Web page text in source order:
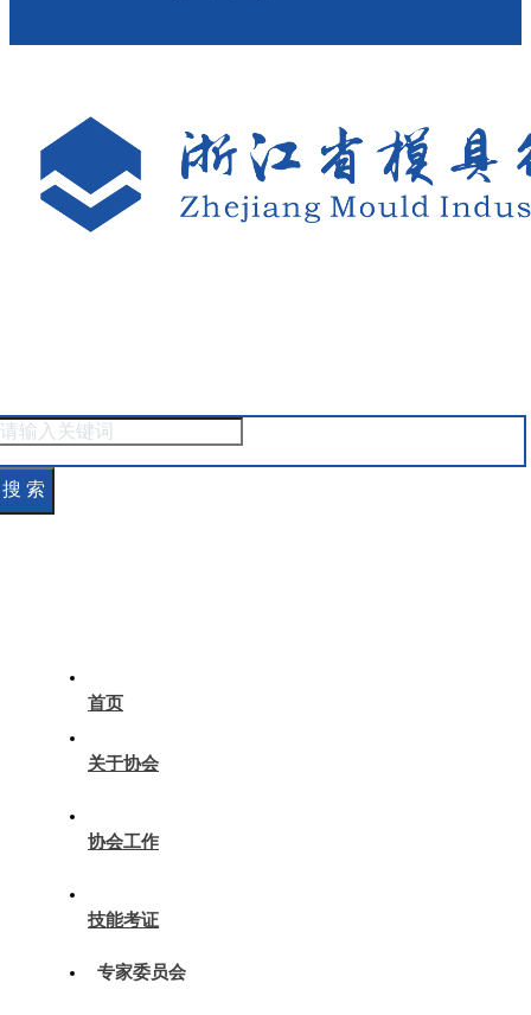
搜 索
首页
关于协会
协会工作
技能考证
专家委员会